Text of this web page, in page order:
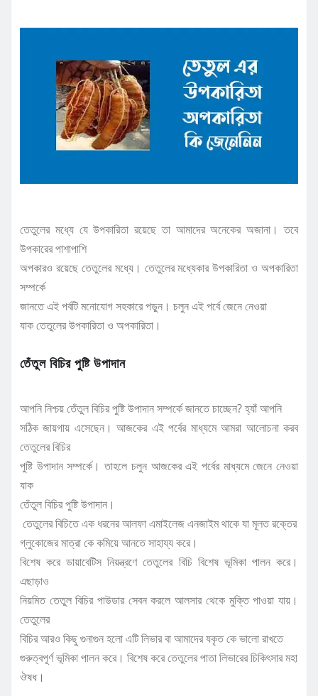
তেতুলের মধ্যে যে উপকারিতা রয়েছে তা আমাদের অনেকের অজানা। তবে
উপকারের পাশাপাশি
অপকারও রয়েছে তেতুলের মধ্যে। তেতুলের মধ্যেকার উপকারিতা ও অপকারিতা
সম্পর্কে
জানতে এই পর্বটি মনোযোগ সহকারে পড়ুন। চলুন এই পর্বে জেনে নেওয়া
যাক তেতুলের উপকারিতা ও অপকারিতা।
তেঁতুল বিচির পুষ্টি উপাদান
আপনি নিশ্চয় তেঁতুল বিচির পুষ্টি উপাদান সম্পর্কে জানতে চাচ্ছেন? হ্যাঁ আপনি
সঠিক জায়গায় এসেছেন। আজকের এই পর্বের মাধ্যমে আমরা আলোচনা করব
তেতুলের বিচির
পুষ্টি উপাদান সম্পর্কে। তাহলে চলুন আজকের এই পর্বের মাধ্যমে জেনে নেওয়া
যাক
তেঁতুল বিচির পুষ্টি উপাদান।
তেতুলের বিচিতে এক ধরনের আলফা এমাইলেজ এনজাইম থাকে যা মূলত রক্তের
গ্লুকোজের মাত্রা কে কমিয়ে আনতে সাহায্য করে।
বিশেষ করে ডায়াবেটিস নিয়ন্ত্রণে তেতুলের বিচি বিশেষ ভূমিকা পালন করে।
এছাড়াও
নিয়মিত তেতুল বিচির পাউডার সেবন করলে আলসার থেকে মুক্তি পাওয়া যায়।
তেতুলের
বিচির আরও কিছু গুনাগুন হলো এটি লিভার বা আমাদের যকৃত কে ভালো রাখতে
গুরুত্বপূর্ণ ভূমিকা পালন করে। বিশেষ করে তেতুলের পাতা লিভারের চিকিৎসার মহা
ঔষধ।